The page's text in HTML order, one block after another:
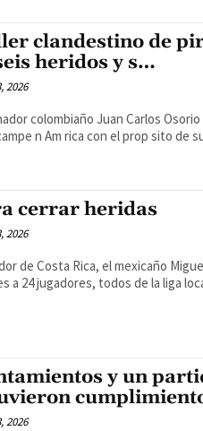
clandestino de
heridos y s…
2026
colombiaño Juan Carlos
n Am rica con el prop sito de
cerrar heridas
2026
de Costa Rica, el mexicaño
a 24 jugadores, todos de la liga
y un
2026